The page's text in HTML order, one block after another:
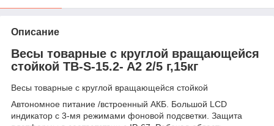
Описание
Весы товарные с круглой вращающейся
стойкой TB-S-15.2- A2 2/5 г,15кг
Весы товарные с круглой вращающейся стойкой
Автономное питание /встроенный АКБ. Большой LCD
индикатор с 3-мя режимами фоновой подсветки. Защита